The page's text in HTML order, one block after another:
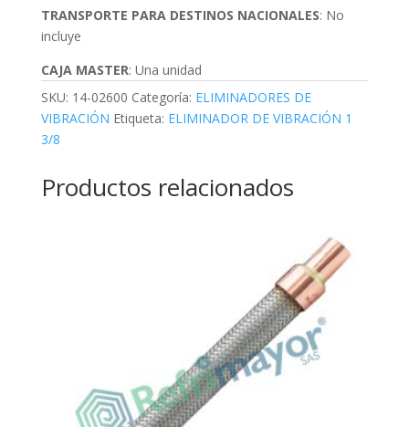
TRANSPORTE PARA DESTINOS NACIONALES: No
incluye
CAJA MASTER: Una unidad
SKU: 14-02600 Categoría: ELIMINADORES DE
VIBRACIÓN Etiqueta: ELIMINADOR DE VIBRACIÓN 1
3/8
Productos relacionados